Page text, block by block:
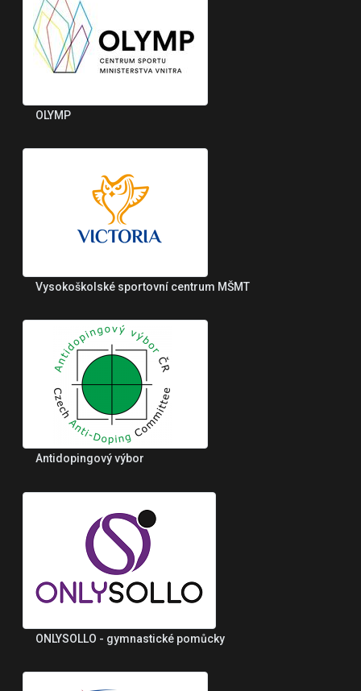
OLYMP
Vysokoškolské sportovní centrum MŠMT
Antidopingový výbor
ONLYSOLLO - gymnastické pomůcky